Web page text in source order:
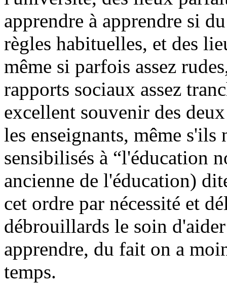
apprendre à apprendre si
règles habituelles, et des
même si parfois assez
rapports sociaux assez
excellent souvenir des deux
les enseignants, même s'ils
sensibilisés à “l'éducation
ancienne de l'éducation)
cet ordre par nécessité et
débrouillards le soin
apprendre, du fait on a
temps.